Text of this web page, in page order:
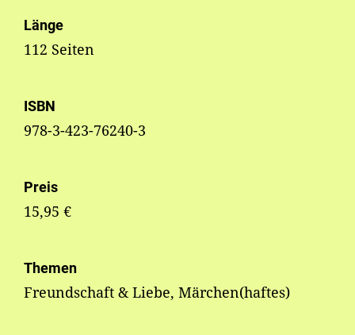
Länge
112 Seiten
ISBN
978-3-423-76240-3
Preis
15,95 €
Themen
Freundschaft & Liebe, Märchen(haftes)